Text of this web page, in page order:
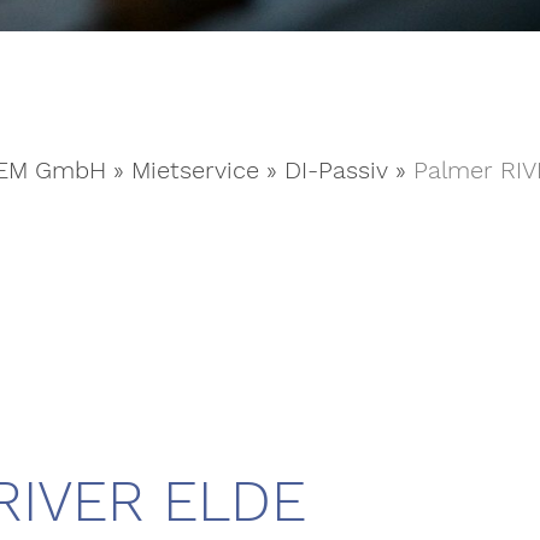
GmbH » Mietservice » DI-Passiv » Palmer
ELDE